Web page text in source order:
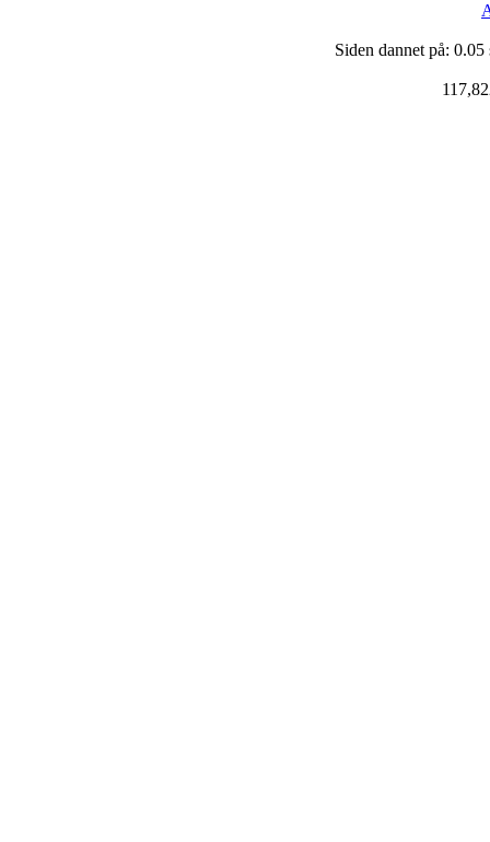
Siden dannet på: